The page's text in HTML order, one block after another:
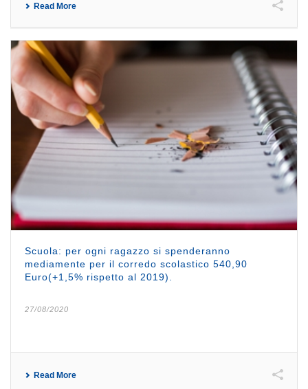
Read More
Scuola: per ogni ragazzo si spenderanno
mediamente per il corredo scolastico 540,90
Euro(+1,5% rispetto al 2019).
27/08/2020
Read More